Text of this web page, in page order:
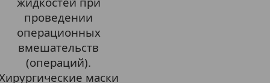
проведении
операционных
вмешательств
(операций).
маски